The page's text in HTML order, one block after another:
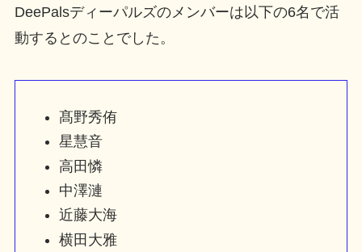
DeePalsディーパルズのメンバーは以下の6名で活
動するとのことでした。
髙野秀侑
星慧音
高田憐
中澤漣
近藤大海
横田大雅